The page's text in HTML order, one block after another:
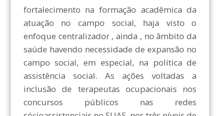
fortalecimento na formação acadêmica da
atuação no campo social, haja visto o
enfoque centralizador , ainda , no âmbito da
saúde havendo necessidade de expansão no
campo social, em especial, na política de
assistência social. As ações voltadas a
inclusão de terapeutas ocupacionais nos
concursos públicos nas redes